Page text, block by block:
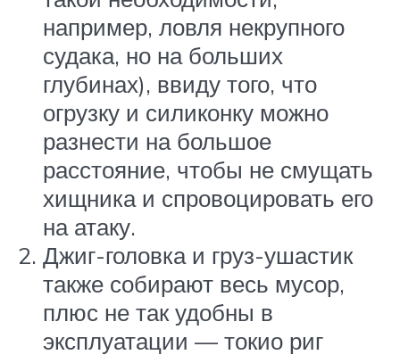
например, ловля некрупного
судака, но на больших
глубинах), ввиду того, что
огрузку и силиконку можно
разнести на большое
расстояние, чтобы не смущать
хищника и спровоцировать его
на атаку.
Джиг-головка и груз-ушастик
также собирают весь мусор,
плюс не так удобны в
эксплуатации — токио риг